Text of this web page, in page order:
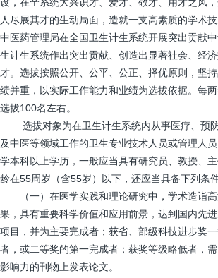
设，在全系统大兴识才、爱才、敬才、用才之风
人尽展其才的生动局面，造就一支高素质的学术
中医药管理局在全国卫生计生系统开展突出贡献
生计生系统作出突出贡献、创造出显著社会、经
才。选拔按照公开、公平、公正、择优原则，坚
绩并重，以实际工作能力和业绩为选拔依据。每
选拔100名左右。
选拔对象为在卫生计生系统内从事医疗、预
及中医等领域工作的卫生专业技术人员或管理人
学本科以上学历，一般应当具有研究员、教授、
龄在55周岁（含55岁）以下，还应当具备下列条
（一）在医学实践和理论研究中，学术造诣高
果，具有重要科学价值和应用前景，达到国内先
项目，并为主要完成者；获省、部级科技进步奖
者，或二等奖的第一完成者；获奖等级略低者，
影响力的刊物上发表论文。